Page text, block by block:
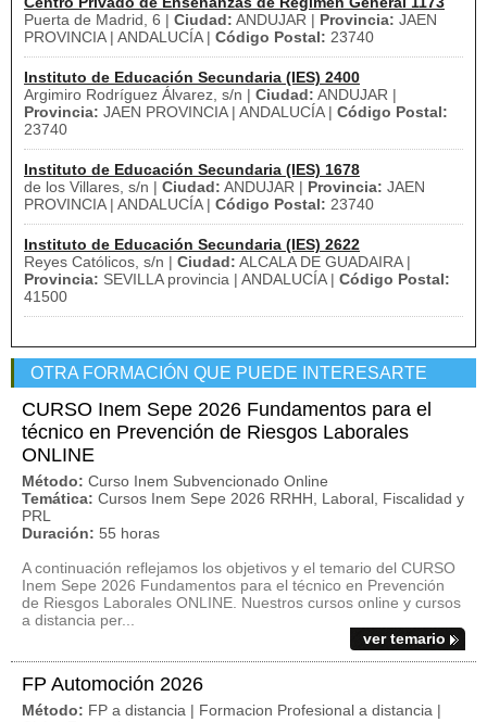
Puerta de Madrid, 6 | Ciudad: ANDUJAR | Provincia: JAEN
PROVINCIA | ANDALUCÍA | Código Postal: 23740
Instituto de Educación Secundaria (IES) 2400
Argimiro Rodríguez Álvarez, s/n | Ciudad: ANDUJAR |
Provincia: JAEN PROVINCIA | ANDALUCÍA | Código Postal:
23740
Instituto de Educación Secundaria (IES) 1678
de los Villares, s/n | Ciudad: ANDUJAR | Provincia: JAEN
PROVINCIA | ANDALUCÍA | Código Postal: 23740
Instituto de Educación Secundaria (IES) 2622
Reyes Católicos, s/n | Ciudad: ALCALA DE GUADAIRA |
Provincia: SEVILLA provincia | ANDALUCÍA | Código Postal:
41500
OTRA FORMACIÓN QUE PUEDE INTERESARTE
CURSO Inem Sepe 2026 Fundamentos para el
técnico en Prevención de Riesgos Laborales
ONLINE
Método: Curso Inem Subvencionado Online
Temática: Cursos Inem Sepe 2026 RRHH, Laboral, Fiscalidad y
PRL
Duración: 55 horas
A continuación reflejamos los objetivos y el temario del CURSO
Inem Sepe 2026 Fundamentos para el técnico en Prevención
de Riesgos Laborales ONLINE. Nuestros cursos online y cursos
a distancia per...
ver temario
FP Automoción 2026
Método: FP a distancia | Formacion Profesional a distancia |